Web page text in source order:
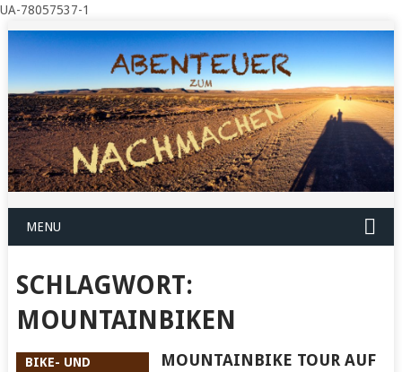
UA-78057537-1
MENU
SCHLAGWORT:
MOUNTAINBIKEN
BIKE- UND
MOUNTAINBIKE TOUR AUF